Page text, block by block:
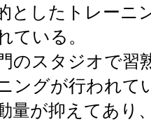
としたトレーニ
ている。
のスタジオで習
ングが行われて
量が抑えてあり